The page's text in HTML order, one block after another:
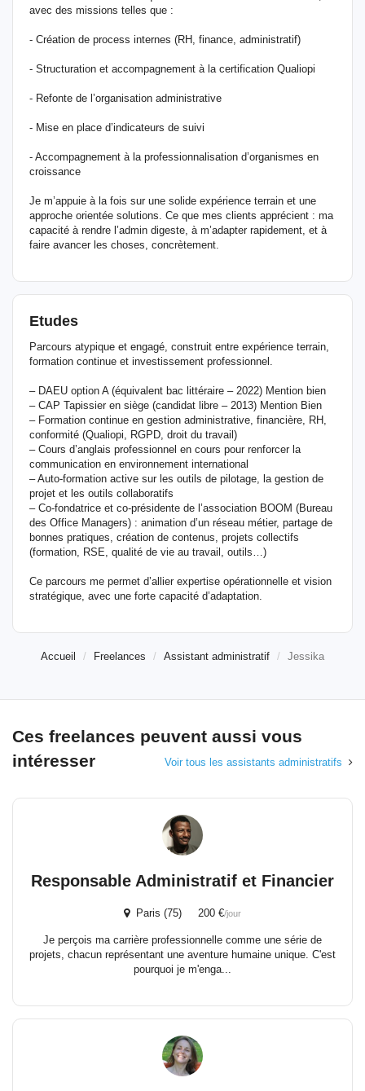
avec des missions telles que :
- Création de process internes (RH, finance, administratif)
- Structuration et accompagnement à la certification Qualiopi
- Refonte de l’organisation administrative
- Mise en place d’indicateurs de suivi
- Accompagnement à la professionnalisation d’organismes en
croissance
Je m’appuie à la fois sur une solide expérience terrain et une
approche orientée solutions. Ce que mes clients apprécient : ma
capacité à rendre l’admin digeste, à m’adapter rapidement, et à
faire avancer les choses, concrètement.
Etudes
Parcours atypique et engagé, construit entre expérience terrain,
formation continue et investissement professionnel.
– DAEU option A (équivalent bac littéraire – 2022) Mention bien
– CAP Tapissier en siège (candidat libre – 2013) Mention Bien
– Formation continue en gestion administrative, financière, RH,
conformité (Qualiopi, RGPD, droit du travail)
– Cours d’anglais professionnel en cours pour renforcer la
communication en environnement international
– Auto-formation active sur les outils de pilotage, la gestion de
projet et les outils collaboratifs
– Co-fondatrice et co-présidente de l’association BOOM (Bureau
des Office Managers) : animation d’un réseau métier, partage de
bonnes pratiques, création de contenus, projets collectifs
(formation, RSE, qualité de vie au travail, outils…)
Ce parcours me permet d’allier expertise opérationnelle et vision
stratégique, avec une forte capacité d’adaptation.
Accueil Freelances Assistant administratif Jessika
Ces freelances peuvent aussi vous
intéresser
Voir tous les assistants administratifs
Responsable Administratif et Financier
Paris (75) 200 €/jour
Je perçois ma carrière professionnelle comme une série de
projets, chacun représentant une aventure humaine unique. C'est
pourquoi je m'enga...